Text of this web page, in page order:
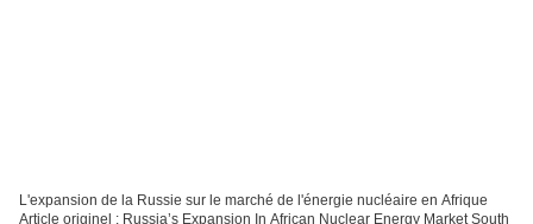
L'expansion de la Russie sur le marché de l'énergie nucléaire en Afrique
Article originel : Russia’s Expansion In African Nuclear Energy Market South